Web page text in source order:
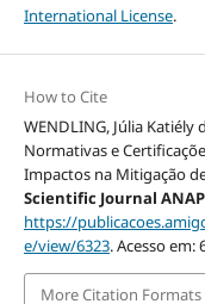
International License.
How to Cite
WENDLING, Júlia Katiély
Normativas e
Impactos na Mitigação
Scientific Journal ANAP
https://
e/view/6323. Acesso em:
More Citation Formats